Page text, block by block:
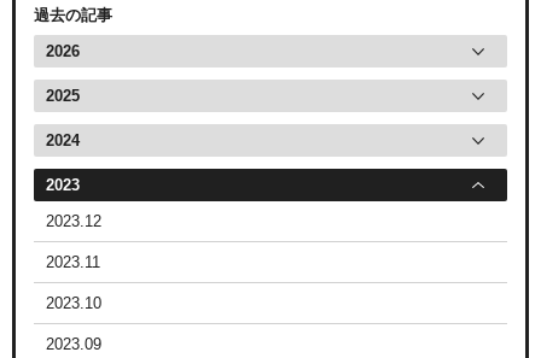
過去の記事
2026
2025
2024
2023
2023.12
2023.11
2023.10
2023.09